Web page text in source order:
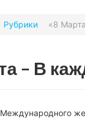
Рубрики «8
– В